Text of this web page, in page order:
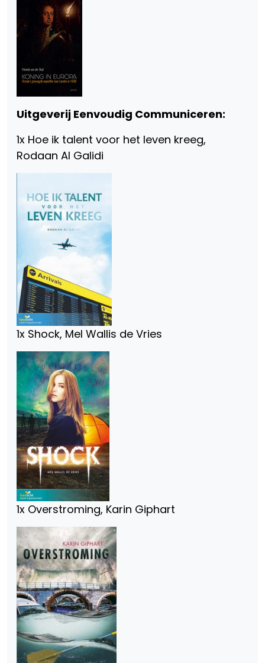
Uitgeverij Eenvoudig Communiceren:
1x Hoe ik talent voor het leven kreeg,
Rodaan Al Galidi
1x Shock, Mel Wallis de Vries
1x Overstroming, Karin Giphart